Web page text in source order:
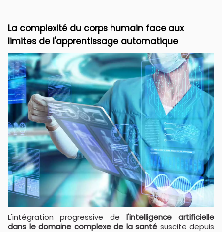
La complexité du corps humain face aux
limites de l'apprentissage automatique
L'intégration progressive de l'intelligence artificielle
dans le domaine complexe de la santé suscite depuis